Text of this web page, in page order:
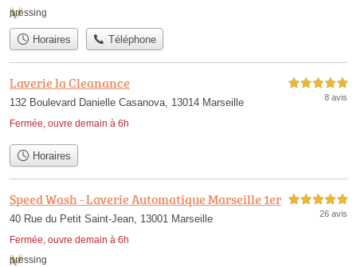
pressing
Horaires Téléphone
Laverie la Cleanance
132 Boulevard Danielle Casanova, 13014 Marseille
Fermée, ouvre demain à 6h
5,0 étoiles sur 5
8 avis
Horaires
Speed Wash - Laverie Automatique Marseille 1er
40 Rue du Petit Saint-Jean, 13001 Marseille
Fermée, ouvre demain à 6h
5,0 étoiles sur 5
26 avis
pressing